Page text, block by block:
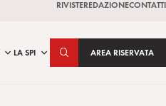
RIVISTEREDAZIONECONTATTI
LA SPI AREA RISERVATA